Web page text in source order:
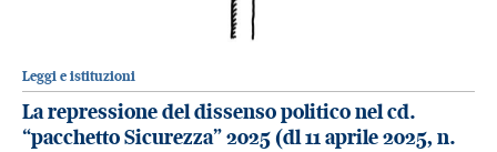
Leggi e istituzioni
La repressione del dissenso politico nel cd.
“pacchetto Sicurezza” 2025 (dl 11 aprile 2025, n.